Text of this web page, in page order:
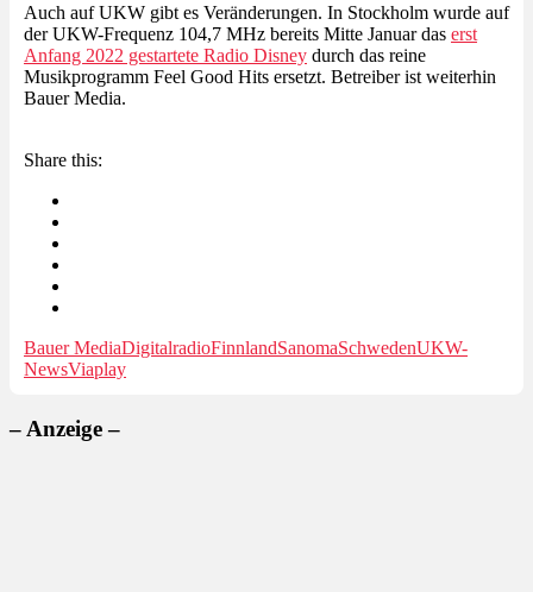
Auch auf UKW gibt es Veränderungen. In Stockholm wurde auf
der UKW-Frequenz 104,7 MHz bereits Mitte Januar das erst
Anfang 2022 gestartete Radio Disney durch das reine
Musikprogramm Feel Good Hits ersetzt. Betreiber ist weiterhin
Bauer Media.
Share this:
Bauer MediaDigitalradioFinnlandSanomaSchwedenUKW-
NewsViaplay
– Anzeige –